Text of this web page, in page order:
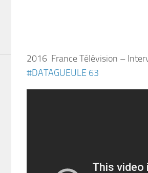
2016 France Télévision –
#DATAGUEULE 63